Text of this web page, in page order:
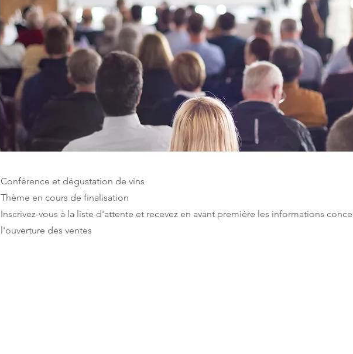
Conférence et dégustation de vins
Thème en cours de finalisation
Inscrivez-vous à la liste d'attente et recevez en avant première les informations
l'ouverture des ventes